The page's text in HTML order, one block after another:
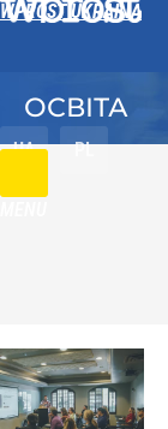
WPROST UKRAINA
UA PL
ОСВІТА